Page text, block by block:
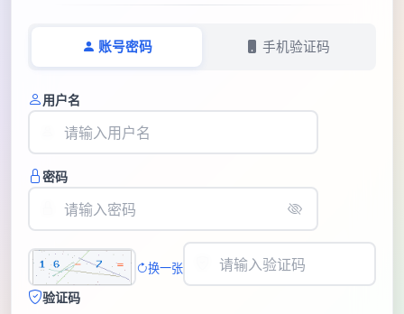
账号密码 手机验证码
用户名
密码
换一张
验证码